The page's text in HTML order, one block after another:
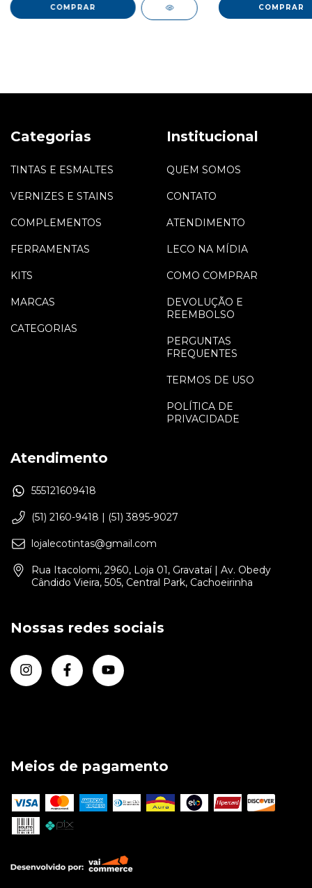
COMPRAR COMPRAR
Categorias
TINTAS E ESMALTES
VERNIZES E STAINS
COMPLEMENTOS
FERRAMENTAS
KITS
MARCAS
CATEGORIAS
Institucional
QUEM SOMOS
CONTATO
ATENDIMENTO
LECO NA MÍDIA
COMO COMPRAR
DEVOLUÇÃO E
REEMBOLSO
PERGUNTAS
FREQUENTES
TERMOS DE USO
POLÍTICA DE
PRIVACIDADE
Atendimento
555121609418
(51) 2160-9418 | (51) 3895-9027
lojalecotintas@gmail.com
Rua Itacolomi, 2960, Loja 01, Gravataí | Av. Obedy
Cândido Vieira, 505, Central Park, Cachoeirinha
Nossas redes sociais
Meios de pagamento